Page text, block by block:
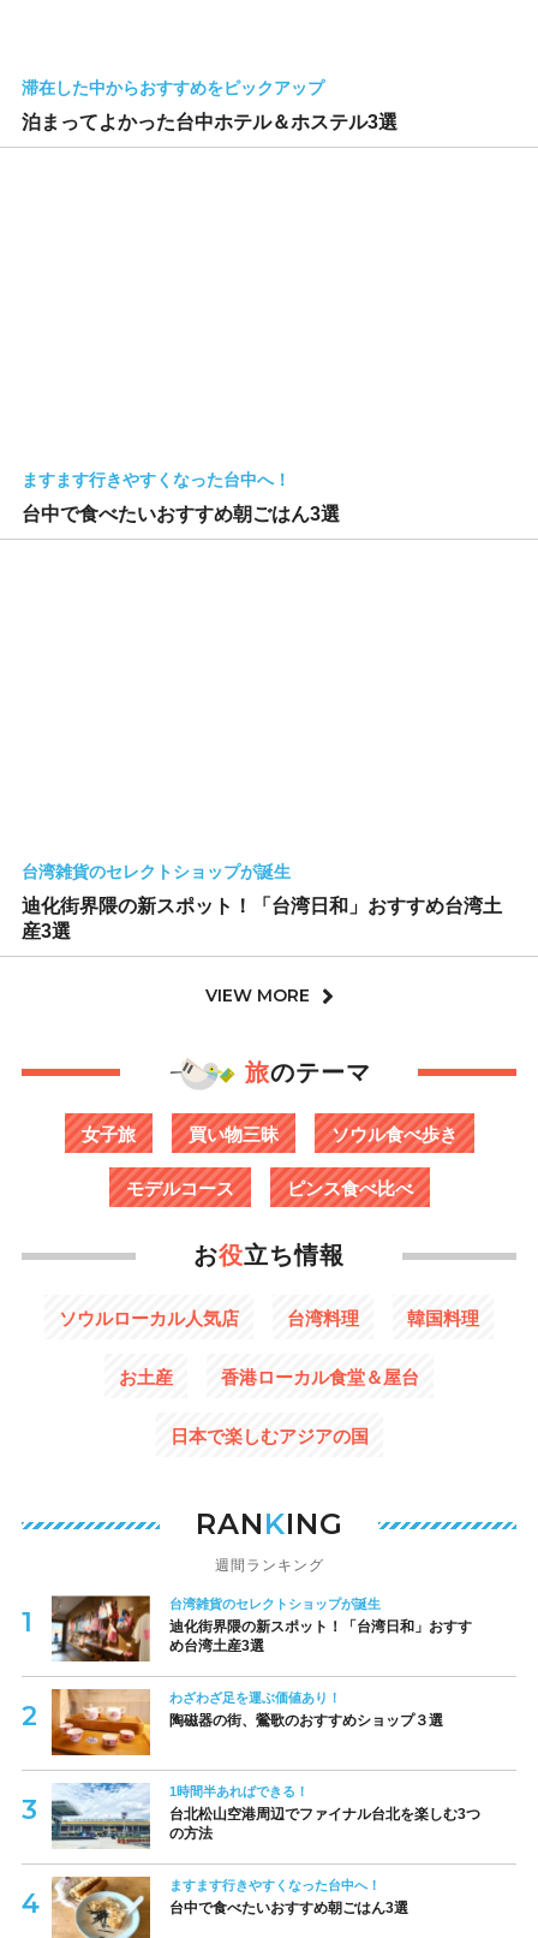
滞在した中からおすすめをピックアップ
泊まってよかった台中ホテル＆ホステル3選
ますます行きやすくなった台中へ！
台中で食べたいおすすめ朝ごはん3選
台湾雑貨のセレクトショップが誕生
迪化街界隈の新スポット！「台湾日和」おすすめ台湾土
産3選
VIEW MORE
旅のテーマ
女子旅 買い物三昧 ソウル食べ歩き
モデルコース ピンス食べ比べ
お役立ち情報
ソウルローカル人気店 台湾料理 韓国料理
お土産 香港ローカル食堂＆屋台
日本で楽しむアジアの国
RANKING
週間ランキング
台湾雑貨のセレクトショップが誕生
迪化街界隈の新スポット！「台湾日和」おすす
め台湾土産3選
わざわざ足を運ぶ価値あり！
陶磁器の街、鶯歌のおすすめショップ３選
1時間半あればできる！
台北松山空港周辺でファイナル台北を楽しむ3つ
の方法
ますます行きやすくなった台中へ！
台中で食べたいおすすめ朝ごはん3選